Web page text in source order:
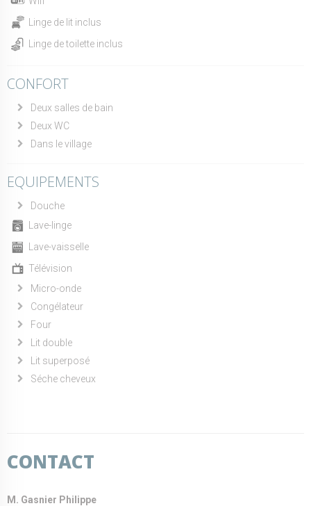
Linge de lit inclus
Linge de toilette inclus
CONFORT
Deux salles de bain
Deux WC
Dans le village
EQUIPEMENTS
Douche
Lave-linge
Lave-vaisselle
Télévision
Micro-onde
Congélateur
Four
Lit double
Lit superposé
Séche cheveux
CONTACT
M. Gasnier Philippe